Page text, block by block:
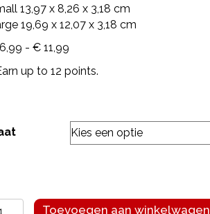
13,97 x 8,26 x 3,18 cm
19,69 x 12,07 x 3,18 cm
- €11,99Prijsklasse:
tot
up to 12 points.
Toevoegen aan winkelwagen